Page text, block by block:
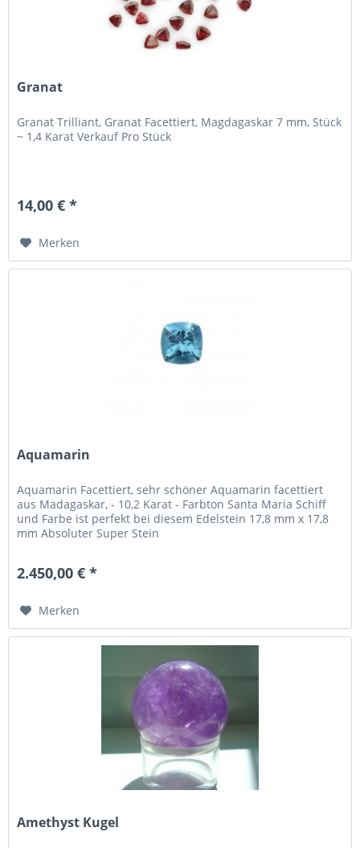
Granat
Granat Trilliant, Granat Facettiert, Magdagaskar 7 mm, Stück
~ 1,4 Karat Verkauf Pro Stück
14,00 € *
Merken
Aquamarin
Aquamarin Facettiert, sehr schöner Aquamarin facettiert
aus Madagaskar, - 10,2 Karat - Farbton Santa Maria Schiff
und Farbe ist perfekt bei diesem Edelstein 17,8 mm x 17,8
mm Absoluter Super Stein
2.450,00 € *
Merken
Amethyst Kugel